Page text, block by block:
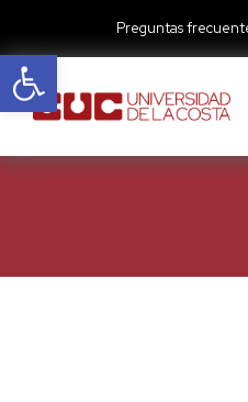
Abrir barra de
Preguntas